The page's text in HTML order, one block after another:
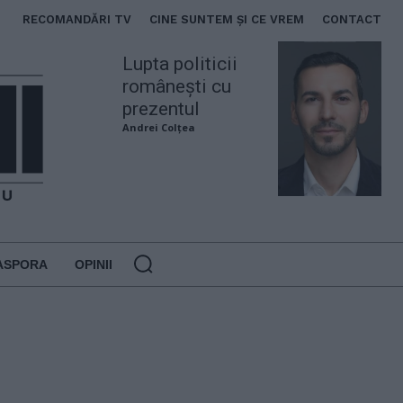
RECOMANDĂRI TV CINE SUNTEM ȘI CE VREM CONTACT
Lupta politicii
românești cu
prezentul
Andrei Colțea
OPINII